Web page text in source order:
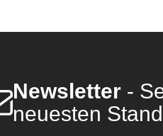
Newsletter -
neuesten